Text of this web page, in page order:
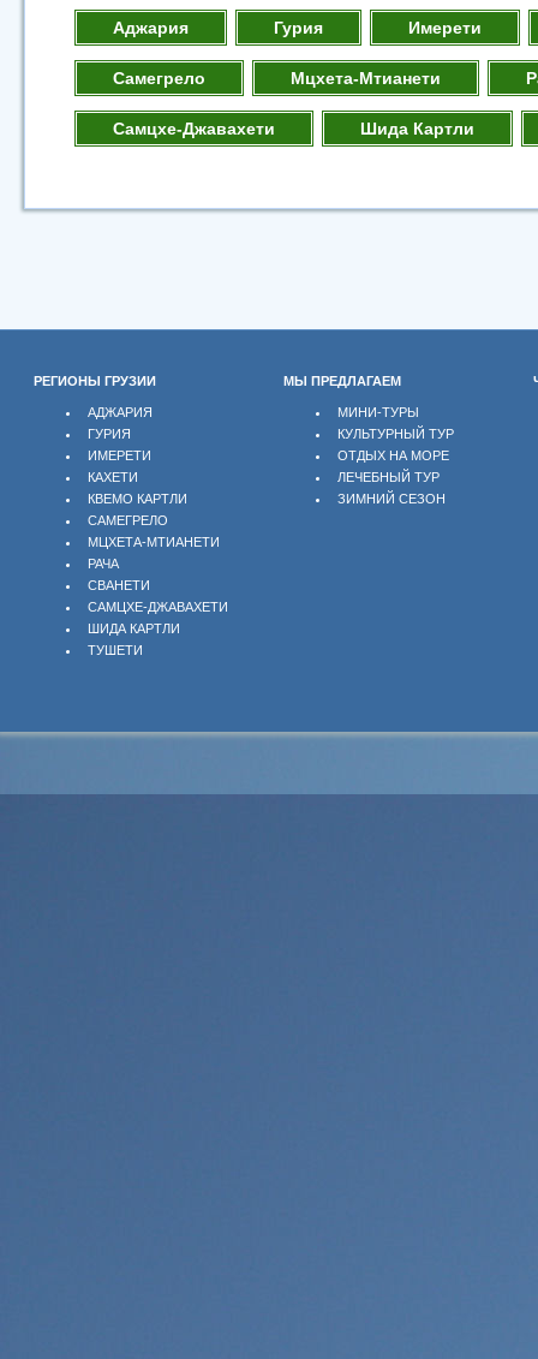
Аджария Гурия Имерети
Самегрело Мцхета-Мтианети
Самцхе-Джавахети Шида Картли
РЕГИОНЫ ГРУЗИИ МЫ ПРЕДЛАГАЕМ
АДЖАРИЯ
ГУРИЯ
ИМЕРЕТИ
КАХЕТИ
КВЕМО КАРТЛИ
САМЕГРЕЛО
МЦХЕТА-МТИАНЕТИ
РАЧА
СВАНЕТИ
САМЦХЕ-ДЖАВАХЕТИ
ШИДА КАРТЛИ
ТУШЕТИ
МИНИ-ТУРЫ
КУЛЬТУРНЫЙ ТУР
ОТДЫХ НА МОРЕ
ЛЕЧЕБНЫЙ ТУР
ЗИМНИЙ СЕЗОН